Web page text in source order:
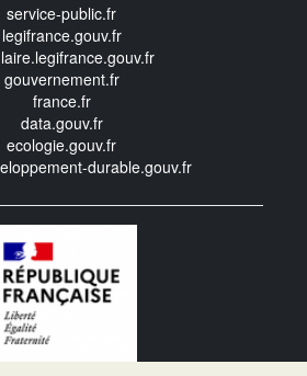
service-public.fr
legifrance.gouv.fr
gouvernement.fr
france.fr
data.gouv.fr
ecologie.gouv.fr
durable.gouv.fr